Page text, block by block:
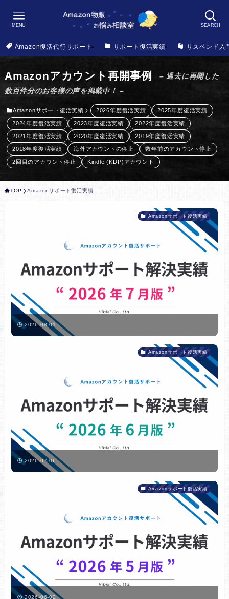
SEARCH
MENU
Amazon復活代行サポート サポート復活実績 サスペンド入
Amazonアカウント再開事例
– 過去に再開した
数百件分のお客様の声を掲載中！ –
Amazonサポート復活実績 2026年度復活実績 2025年度復活実績
2024年度復活実績 2023年度復活実績 2022年度復活実績
2021年度復活実績 2020年度復活実績 2019年度復活実績
2018年度復活実績 海外アカウントの停止 数年前のアカウント停止
2回目のアカウント停止 Kindle (KDP)アカウント
TOP Amazonサポート復活実績
Amazonサポート復活実績
2026-08-01
Amazonサポート復活実績
2026-07-06
Amazonサポート復活実績
2026-06-02